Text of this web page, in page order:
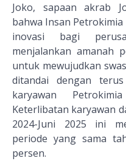
Joko, sapaan akrab
bahwa Insan
inovasi bagi
menjalankan amanah
untuk mewujudkan
ditandai dengan
karyawan
Keterlibatan karyawan
2024-Juni 2025 ini
periode yang sama
persen.